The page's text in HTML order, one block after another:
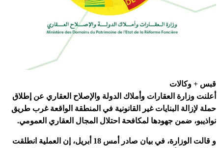
قبس + وكالات
أعلنت وزارة العقارات وأملاك الدولة والإصلاح العقاري عن إطلاق
حملة لإزالة البنايات غير القانونية في المنطقة الواقعة غرب طريق
نواذيبو، ضمن جهودها لمكافحة احتلال المجال العقاري العمومي.
و قالت الوزارة، في بيان صادر أمس 18 أبريل، إن العملية انطلقت